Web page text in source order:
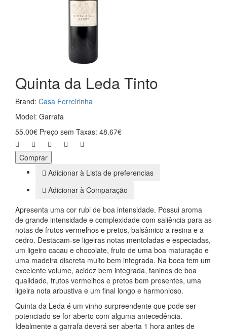
Quinta da Leda Tinto
Brand: Casa Ferreirinha
Model: Garrafa
55.00€ Preço sem Taxas: 48.67€
Comprar
Adicionar à Lista de preferencias
Adicionar à Comparação
Apresenta uma cor rubi de boa intensidade. Possui aroma
de grande intensidade e complexidade com saliência para as
notas de frutos vermelhos e pretos, balsâmico a resina e a
cedro. Destacam-se ligeiras notas mentoladas e especiadas,
um ligeiro cacau e chocolate, fruto de uma boa maturação e
uma madeira discreta muito bem integrada. Na boca tem um
excelente volume, acidez bem integrada, taninos de boa
qualidade, frutos vermelhos e pretos bem presentes, uma
ligeira nota arbustiva e um final longo e harmonioso.
Quinta da Leda é um vinho surpreendente que pode ser
potenciado se for aberto com alguma antecedência.
Idealmente a garrafa deverá ser aberta 1 hora antes de